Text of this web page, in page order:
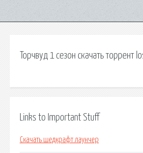
Торчвуд 1 сезон скачать торрент
Links to Important Stuff
Скачать шедкрафт лаунчер